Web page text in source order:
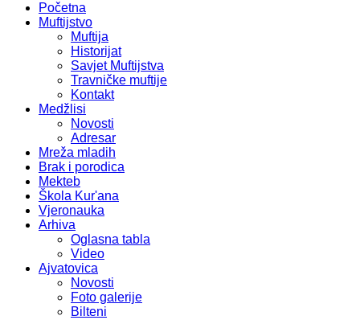
Početna
Muftijstvo
Muftija
Historijat
Savjet Muftijstva
Travničke muftije
Kontakt
Medžlisi
Novosti
Adresar
Mreža mladih
Brak i porodica
Mekteb
Škola Kur'ana
Vjeronauka
Arhiva
Oglasna tabla
Video
Ajvatovica
Novosti
Foto galerije
Bilteni